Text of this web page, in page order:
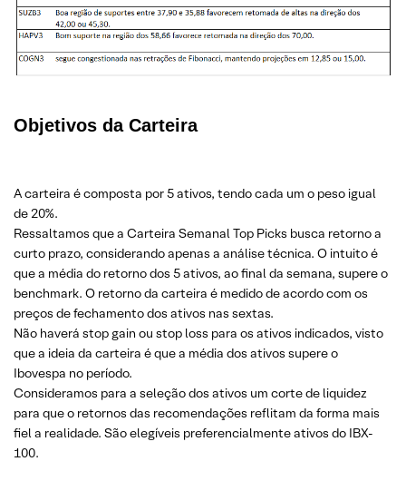
Objetivos da Carteira
A carteira é composta por 5 ativos, tendo cada um o peso igual
de 20%.
Ressaltamos que a Carteira Semanal Top Picks busca retorno a
curto prazo, considerando apenas a análise técnica. O intuito é
que a média do retorno dos 5 ativos, ao final da semana, supere o
benchmark. O retorno da carteira é medido de acordo com os
preços de fechamento dos ativos nas sextas.
Não haverá stop gain ou stop loss para os ativos indicados, visto
que a ideia da carteira é que a média dos ativos supere o
Ibovespa no período.
Consideramos para a seleção dos ativos um corte de liquidez
para que o retornos das recomendações reflitam da forma mais
fiel a realidade. São elegíveis preferencialmente ativos do IBX-
100.